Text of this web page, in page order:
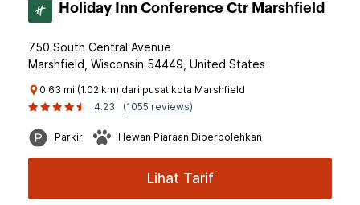
Holiday Inn Conference Ctr Marshfield
750 South Central Avenue
Marshfield, Wisconsin 54449, United States
0.63 mi (1.02 km) dari pusat kota Marshfield
4.23
(1055 reviews)
Parkir Hewan Piaraan Diperbolehkan
Lihat Tarif